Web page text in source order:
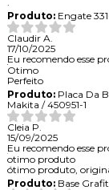
Produto:Engate
Claudir A.
17/10/2025
Eu recomendo esse
Otimo
Perfeito
Produto:Placa Da
Makita / 450951-1
Cleia P.
15/09/2025
Eu recomendo esse
otimo produto
ótimo produto,
Produto:Base